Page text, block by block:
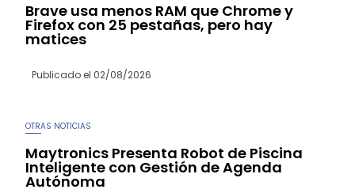
Brave usa menos RAM que Chrome y
Firefox con 25 pestañas, pero hay
matices
Publicado el 02/08/2026
OTRAS NOTICIAS
Maytronics Presenta Robot de Piscina
Inteligente con Gestión de Agenda
Autónoma